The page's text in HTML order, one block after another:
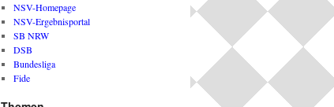
NSV-Homepage
NSV-Ergebnisportal
SB NRW
DSB
Bundesliga
Fide